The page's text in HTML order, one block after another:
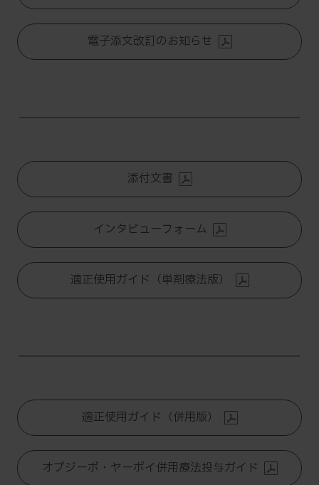
電子添文改訂のお知らせ
添付文書
インタビューフォーム
適正使用ガイド（単剤療法版）
適正使用ガイド（併用版）
オプジーボ・ヤーボイ併用療法投与ガイド